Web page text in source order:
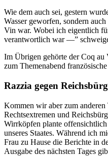
Wie dem auch sei, gestern
Wasser geworfen, sondern
Vin war. Wobei ich eigentlich
verantwortlich war —”
Im Übrigen gehörte der Coq au
zum Themenabend
Razzia gegen
Kommen wir aber zum
Rechtsextremen und
Wirrköpfen plante
unseres Staates. Während ich
Frau zu Hause die Berichte in
Ausgabe des nächsten Tages